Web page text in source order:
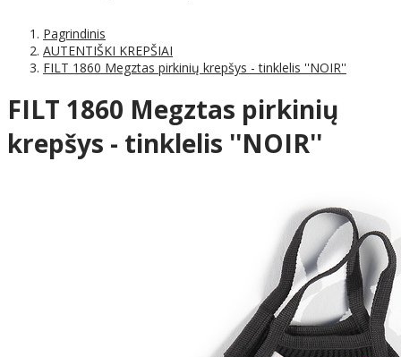
Pagrindinis
AUTENTIŠKI KREPŠIAI
FILT 1860 Megztas pirkinių krepšys - tinklelis ''NOIR''
FILT 1860 Megztas pirkinių
krepšys - tinklelis ''NOIR''